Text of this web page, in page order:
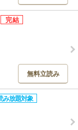
無料立読み